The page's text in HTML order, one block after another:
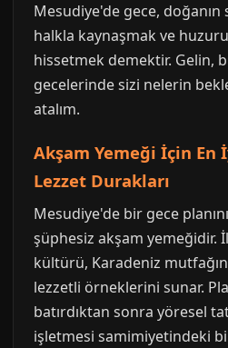
Mesudiye'de gece,
halkla kaynaşmak ve
hissetmek demektir. Gelin,
gecelerinde sizi nelerin
atalım.
Akşam Yemeği İçin En
Lezzet Durakları
Mesudiye'de bir gece
şüphesiz akşam yemeğidir.
kültürü, Karadeniz
lezzetli örneklerini sunar.
batırdıktan sonra yöresel
işletmesi samimiyetindeki